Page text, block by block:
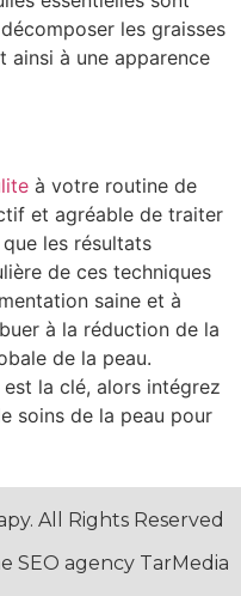
les graisses
à une apparence
à votre routine de
et agréable de traiter
les résultats
de ces techniques
saine et à
à la réduction de la
de la peau.
est la clé, alors intégrez
soins de la peau pour
All Rights Reserved
SEO agency TarMedia